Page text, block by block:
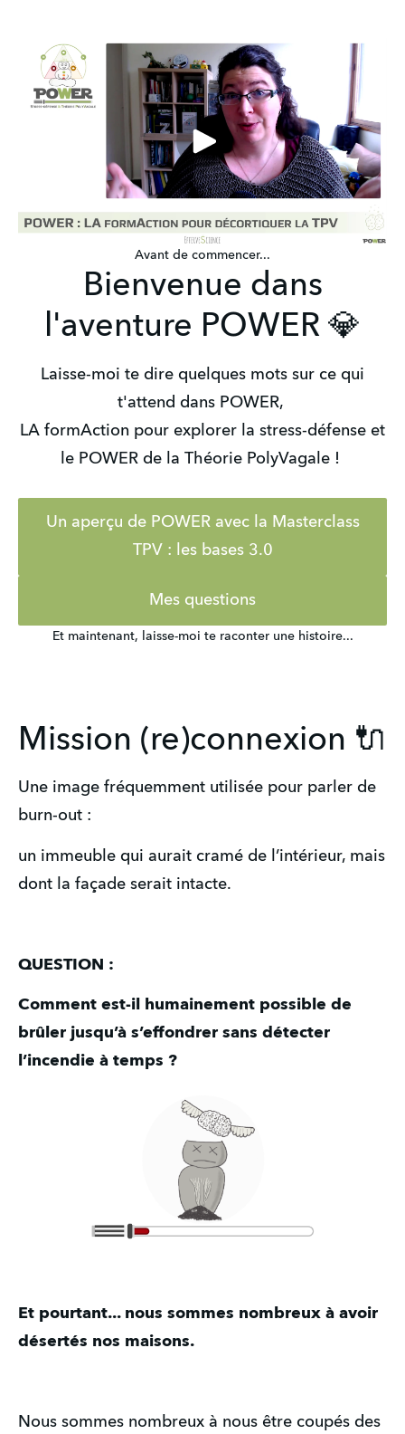
Avant de commencer...
Bienvenue dans
l'aventure POWER 💎
Laisse-moi te dire quelques mots sur ce qui
t'attend dans POWER,
LA formAction pour explorer la stress-défense et
le POWER de la Théorie PolyVagale !
Un aperçu de POWER avec la Masterclass
TPV : les bases 3.0
Mes questions
Et maintenant, laisse-moi te raconter une histoire...
Mission (re)connexion 🔌
Une image fréquemment utilisée pour parler de
burn-out :
un immeuble qui aurait cramé de l’intérieur, mais
dont la façade serait intacte.
QUESTION :
Comment est-il humainement possible de
brûler jusqu’à s’effondrer sans détecter
l’incendie à temps ?
Et pourtant... nous sommes nombreux à avoir
désertés nos maisons.
Nous sommes nombreux à nous être coupés des